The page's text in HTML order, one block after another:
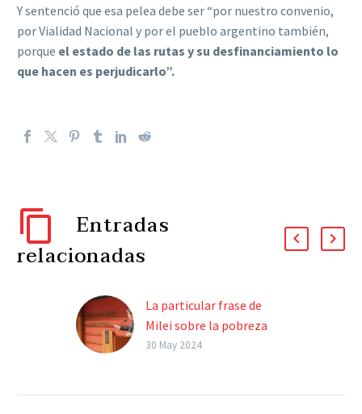
Y sentenció que esa pelea debe ser “por nuestro convenio,
por Vialidad Nacional y por el pueblo argentino también,
porque el estado de las rutas y su desfinanciamiento lo
que hacen es perjudicarlo”.
Entradas
relacionadas
La particular frase de
Milei sobre la pobreza
que generó polémica
30 May 2024